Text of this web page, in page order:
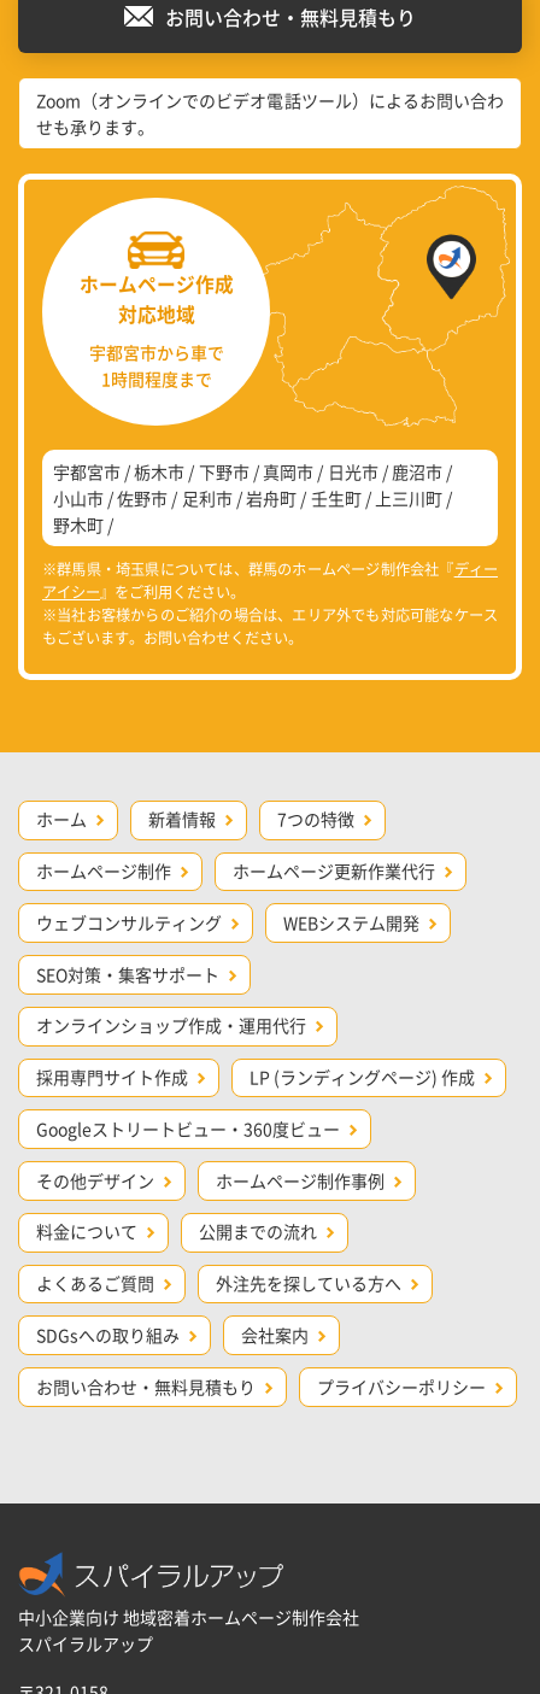
お問い合わせ・無料見積もり
Zoom（オンラインでのビデオ電話ツール）によるお問い合わ
せも承ります。
ホームページ作成
対応地域
宇都宮市から車で
1時間程度まで
宇都宮市 栃木市 下野市 真岡市 日光市
鹿沼市
小山市 佐野市 足利市 岩舟町 壬生町
上三川町
野木町
※群馬県・埼玉県については、群馬のホームページ制作会社『ディー
アイシー』をご利用ください。
※当社お客様からのご紹介の場合は、エリア外でも対応可能なケース
もございます。お問い合わせください。
ホーム 新着情報 7つの特徴
ホームページ制作 ホームページ更新作業代行
ウェブコンサルティング WEBシステム開発
SEO対策・集客サポート
オンラインショップ作成・運用代行
採用専門サイト作成 LP (ランディングページ) 作成
Googleストリートビュー・360度ビュー
その他デザイン ホームページ制作事例
料金について 公開までの流れ
よくあるご質問 外注先を探している方へ
SDGsへの取り組み 会社案内
お問い合わせ・無料見積もり プライバシーポリシー
中小企業向け 地域密着ホームページ制作会社
スパイラルアップ